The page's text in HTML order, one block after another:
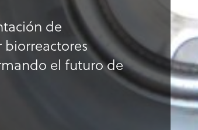
de
el futuro de